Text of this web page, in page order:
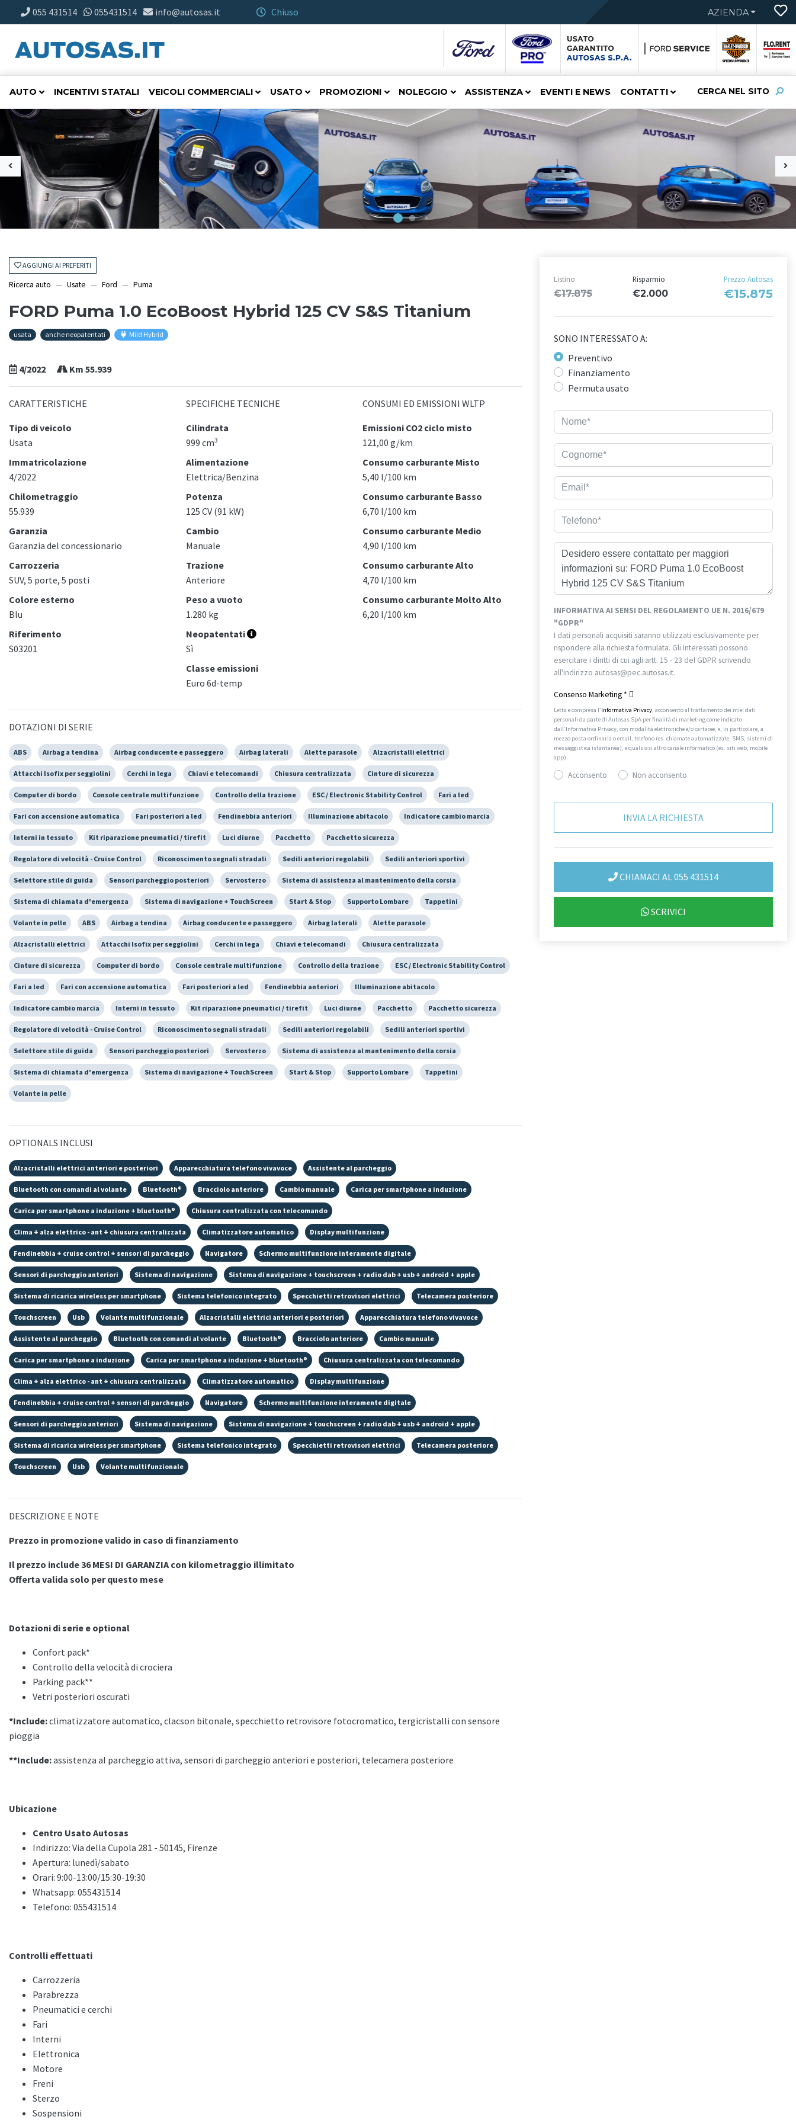
055 431514 055431514 info@autosas.it Chiuso AZIENDA
CERCA NEL SITO
AUTO INCENTIVI STATALI VEICOLI COMMERCIALI USATO PROMOZIONI NOLEGGIO ASSISTENZA EVENTI E NEWS CONTATTI
AGGIUNGI AI PREFERITI
Ricerca auto Usate Ford Puma
FORD Puma 1.0 EcoBoost Hybrid 125 CV S&S Titanium
usata anche neopatentati Mild Hybrid
4/2022 Km 55.939
CARATTERISTICHE
Tipo di veicolo
Usata
Immatricolazione
4/2022
Chilometraggio
55.939
Garanzia
Garanzia del concessionario
Carrozzeria
SUV, 5 porte, 5 posti
Colore esterno
Blu
Riferimento
S03201
SPECIFICHE TECNICHE
Cilindrata
999 cm3
Alimentazione
Elettrica/Benzina
Potenza
125 CV (91 kW)
Cambio
Manuale
Trazione
Anteriore
Peso a vuoto
1.280 kg
Neopatentati
Sì
Classe emissioni
Euro 6d-temp
CONSUMI ED EMISSIONI WLTP
Emissioni CO2 ciclo misto
121,00 g/km
Consumo carburante Misto
5,40 l/100 km
Consumo carburante Basso
6,70 l/100 km
Consumo carburante Medio
4,90 l/100 km
Consumo carburante Alto
4,70 l/100 km
Consumo carburante Molto Alto
6,20 l/100 km
DOTAZIONI DI SERIE
ABS Airbag a tendina Airbag conducente e passeggero Airbag laterali Alette parasole Alzacristalli elettrici
Attacchi Isofix per seggiolini Cerchi in lega Chiavi e telecomandi Chiusura centralizzata Cinture di sicurezza
Computer di bordo Console centrale multifunzione Controllo della trazione ESC / Electronic Stability Control Fari a led
Fari con accensione automatica Fari posteriori a led Fendinebbia anteriori Illuminazione abitacolo Indicatore cambio marcia
Interni in tessuto Kit riparazione pneumatici / tirefit Luci diurne Pacchetto Pacchetto sicurezza
Regolatore di velocità - Cruise Control Riconoscimento segnali stradali Sedili anteriori regolabili Sedili anteriori sportivi
Selettore stile di guida Sensori parcheggio posteriori Servosterzo Sistema di assistenza al mantenimento della corsia
Sistema di chiamata d'emergenza Sistema di navigazione + TouchScreen Start & Stop Supporto Lombare Tappetini
Volante in pelle ABS Airbag a tendina Airbag conducente e passeggero Airbag laterali Alette parasole
Alzacristalli elettrici Attacchi Isofix per seggiolini Cerchi in lega Chiavi e telecomandi Chiusura centralizzata
Cinture di sicurezza Computer di bordo Console centrale multifunzione Controllo della trazione ESC / Electronic Stability Control
Fari a led Fari con accensione automatica Fari posteriori a led Fendinebbia anteriori Illuminazione abitacolo
Indicatore cambio marcia Interni in tessuto Kit riparazione pneumatici / tirefit Luci diurne Pacchetto Pacchetto sicurezza
Regolatore di velocità - Cruise Control Riconoscimento segnali stradali Sedili anteriori regolabili Sedili anteriori sportivi
Selettore stile di guida Sensori parcheggio posteriori Servosterzo Sistema di assistenza al mantenimento della corsia
Sistema di chiamata d'emergenza Sistema di navigazione + TouchScreen Start & Stop Supporto Lombare Tappetini
Volante in pelle
OPTIONALS INCLUSI
Alzacristalli elettrici anteriori e posteriori Apparecchiatura telefono vivavoce Assistente al parcheggio
Bluetooth con comandi al volante Bluetooth® Bracciolo anteriore Cambio manuale Carica per smartphone a induzione
Carica per smartphone a induzione + bluetooth® Chiusura centralizzata con telecomando
Clima + alza elettrico - ant + chiusura centralizzata Climatizzatore automatico Display multifunzione
Fendinebbia + cruise control + sensori di parcheggio Navigatore Schermo multifunzione interamente digitale
Sensori di parcheggio anteriori Sistema di navigazione Sistema di navigazione + touchscreen + radio dab + usb + android + apple
Sistema di ricarica wireless per smartphone Sistema telefonico integrato Specchietti retrovisori elettrici Telecamera posteriore
Touchscreen Usb Volante multifunzionale Alzacristalli elettrici anteriori e posteriori Apparecchiatura telefono vivavoce
Assistente al parcheggio Bluetooth con comandi al volante Bluetooth® Bracciolo anteriore Cambio manuale
Carica per smartphone a induzione Carica per smartphone a induzione + bluetooth® Chiusura centralizzata con telecomando
Clima + alza elettrico - ant + chiusura centralizzata Climatizzatore automatico Display multifunzione
Fendinebbia + cruise control + sensori di parcheggio Navigatore Schermo multifunzione interamente digitale
Sensori di parcheggio anteriori Sistema di navigazione Sistema di navigazione + touchscreen + radio dab + usb + android + apple
Sistema di ricarica wireless per smartphone Sistema telefonico integrato Specchietti retrovisori elettrici Telecamera posteriore
Touchscreen Usb Volante multifunzionale
DESCRIZIONE E NOTE
Prezzo in promozione valido in caso di finanziamento
Il prezzo include 36 MESI DI GARANZIA con kilometraggio illimitato
Offerta valida solo per questo mese
Dotazioni di serie e optional
Confort pack*
Controllo della velocità di crociera
Parking pack**
Vetri posteriori oscurati
*Include:climatizzatore automatico, clacson bitonale, specchietto retrovisore fotocromatico, tergicristalli con sensore
pioggia
**Include:assistenza al parcheggio attiva, sensori di parcheggio anteriori e posteriori, telecamera posteriore
Ubicazione
Centro Usato Autosas
Indirizzo: Via della Cupola 281 - 50145, Firenze
Apertura: lunedì/sabato
Orari: 9:00-13:00/15:30-19:30
Whatsapp: 055431514
Telefono: 055431514
Controlli effettuati
Carrozzeria
Parabrezza
Pneumatici e cerchi
Fari
Interni
Elettronica
Motore
Freni
Sterzo
Sospensioni
Listino
€17.875
Risparmio
€2.000
Prezzo Autosas
€15.875
SONO INTERESSATO A:
Preventivo
Finanziamento
Permuta usato
INFORMATIVA AI SENSI DEL REGOLAMENTO UE N. 2016/679
"GDPR"
I dati personali acquisiti saranno utilizzati esclusivamente per
rispondere alla richiesta formulata. Gli Interessati possono
esercitare i diritti di cui agli artt. 15 - 23 del GDPR scrivendo
all'indirizzo autosas@pec.autosas.it.
Consenso Marketing *
Letta e compresa l’Informativa Privacy, acconsento al trattamento dei miei dati
personali da parte di Autosas SpA per finalità di marketing come indicato
dall’Informativa Privacy, con modalità elettroniche e/o cartacee, e, in particolare, a
mezzo posta ordinaria o email, telefono (es. chiamate automatizzate, SMS, sistemi di
messaggistica istantanea), e qualsiasi altro canale informatico (es. siti web, mobile
app).
Acconsento Non acconsento
CHIAMACI AL 055 431514
SCRIVICI